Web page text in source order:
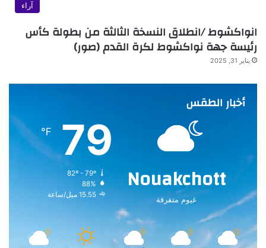
آراء
انواكشوط /انطلاق النسخة الثالثة من بطولة كأس
رئيسة جهة نواكشوط لكرة القدم (صور)
يناير 31, 2025
أخبار الطقس
Nouakchott
غيوم متفرقة
79
℉
82º - 79º
88%
15.55 ميل/ساعة